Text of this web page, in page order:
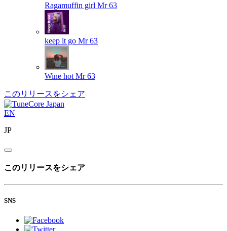
Ragamuffin girl Mr 63
keep it go Mr 63
Wine hot Mr 63
このリリースをシェア
EN
JP
このリリースをシェア
SNS